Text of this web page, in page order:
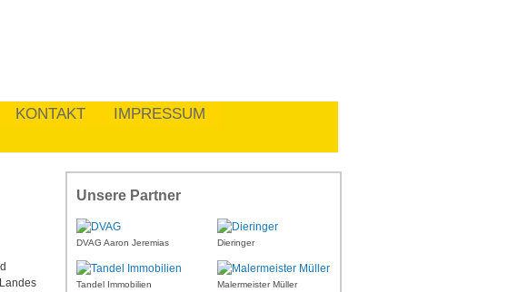
KONTAKT
IMPRESSUM
Unsere Partner
DVAG Aaron Jeremias Dieringer
Tandel Immobilien Malermeister Müller